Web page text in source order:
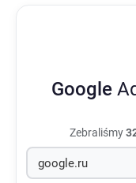
Google
Zebraliśmy